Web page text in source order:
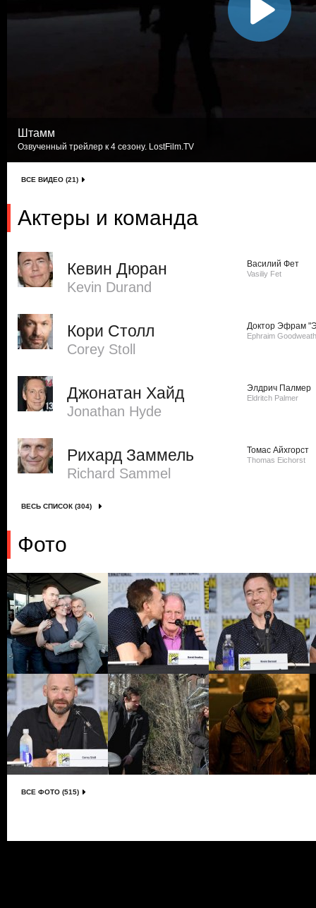
Штамм
Озвученный трейлер к 4 сезону. LostFilm.TV
ВСЕ ВИДЕО (21)
Актеры и команда
Кевин Дюран
Kevin Durand
Василий Фет
Vasiliy Fet
Кори Столл
Corey Stoll
Доктор Эфрам
Ephraim
Джонатан Хайд
Jonathan Hyde
Элдрич Палмер
Eldritch Palmer
Рихард Заммель
Richard Sammel
Томас Айхгорст
Thomas Eichorst
ВЕСЬ СПИСОК (304)
Фото
ВСЕ ФОТО (515)